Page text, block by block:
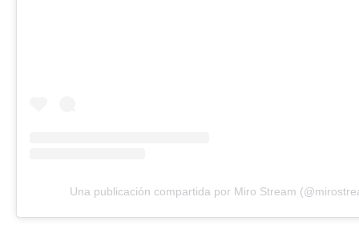
Una publicación compartida por Miro Stream